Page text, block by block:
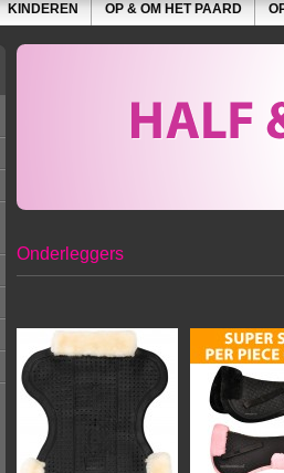
KINDEREN OP & OM HET PAARD
Onderleggers